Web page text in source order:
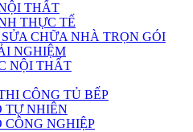
THẤT
THỰC TẾ
CHỮA NHÀ TRỌN GÓI
NGHIỆM
NỘI THẤT
CÔNG TỦ BẾP
TỰ NHIÊN
CÔNG NGHIỆP